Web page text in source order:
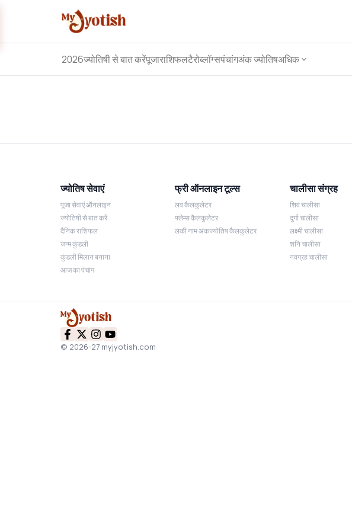
2026ज्योतिषी से बात करेंपूजाराशिफलटैरोब्लॉग्सपंचांगअंक ज्योतिषअधिक
ज्योतिष सेवाएं
पूजा सेवाएं ऑनलाइन
ज्योतिषी से बात करें
दैनिक राशिफल
जन्म कुंडली
कुंडली मिलान बनाना
आज का पंचांग
फ्री ऑनलाइन टूल्स
लव कैलकुलेटर
फ्लेम्स कैलकुलेटर
लकी नाम अंकज्योतिष कैलकुलेटर
चालीसा संग्रह
शिव चालीसा
दुर्गा चालीसा
लक्ष्मी चालीसा
शनि चालीसा
नवग्रह चालीसा
© 2026-27 myjyotish.com